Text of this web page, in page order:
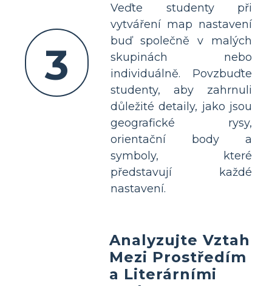
3
Veďte studenty při
vytváření map nastavení
buď společně v malých
skupinách nebo
individuálně. Povzbuďte
studenty, aby zahrnuli
důležité detaily, jako jsou
geografické rysy,
orientační body a
symboly, které
představují každé
nastavení.
Analyzujte Vztah
Mezi Prostředím
a Literárními